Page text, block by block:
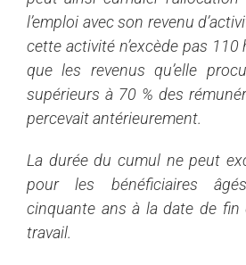
l’emploi avec son revenu
cette activité n’excède pas
que les revenus qu’elle
supérieurs à 70 % des
percevait antérieurement.
La durée du cumul ne peut
pour les bénéficiaires
cinquante ans à la date de
travail.